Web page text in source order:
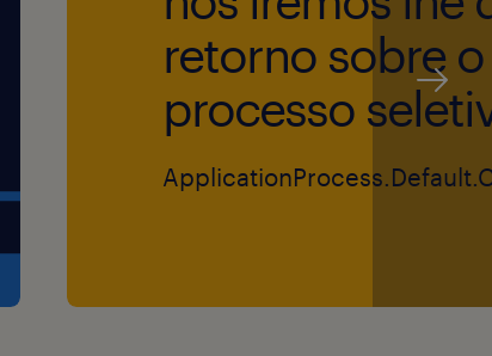
Centro de
e SP26) 4 dias por
Turno 3 - 22h00
trabalho.
retorno sobre o
processo